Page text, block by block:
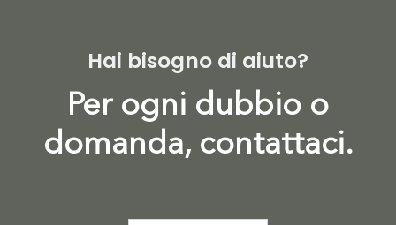
Hai bisogno di aiuto?
Per ogni dubbio o
domanda, contattaci.